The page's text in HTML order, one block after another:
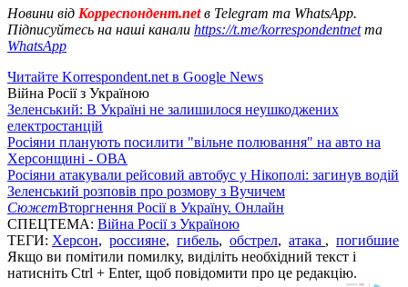
Новини від Корреспондент.netв Telegram та WhatsApp.
Підписуйтесь на наші канали https://t.me/korrespondentnetта
WhatsApp
Читайте Korrespondent.net в Google News
Війна Росії з Україною
Зеленський: В Україні не залишилося неушкоджених
електростанцій
Росіяни планують посилити "вільне полювання" на авто на
Херсонщині - ОВА
Росіяни атакували рейсовий автобус у Нікополі: загинув водій
Зеленський розповів про розмову з Вучичем
СюжетВторгнення Росії в Україну. Онлайн
СПЕЦТЕМА: Війна Росії з Україною
ТЕГИ: Херсон, россияне, гибель, обстрел, атака , погибшие
Якщо ви помітили помилку, виділіть необхідний текст і
натисніть Ctrl + Enter, щоб повідомити про це редакцію.